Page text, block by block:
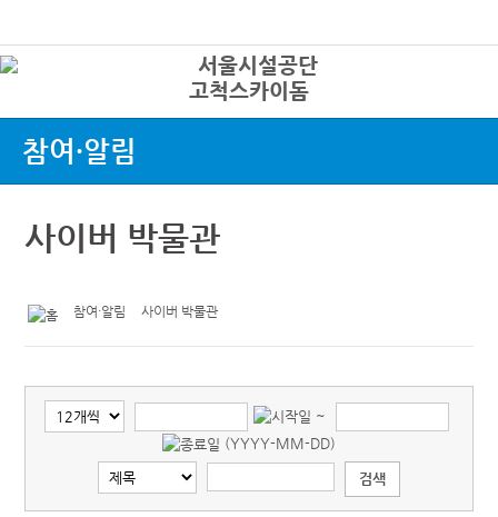
고척스카이돔
참여·알림
사이버 박물관
참여·알림 사이버 박물관
~
(YYYY-MM-DD)